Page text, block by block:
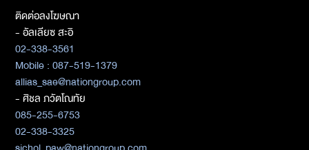
ติดต่อลงโฆษณา
- อัลเลียซ สะอิ
02-338-3561
Mobile : 087-519-1379
allias_sae@nationgroup.com
- ศิชล ภวัตโณทัย
085-255-6753
02-338-3325